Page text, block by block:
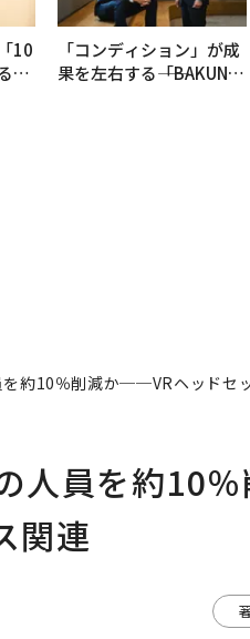
10
─
「コンディション」が成
果を左右する――「BAKUN
約10％削減か──VRヘッドセ
人員を約10
関連